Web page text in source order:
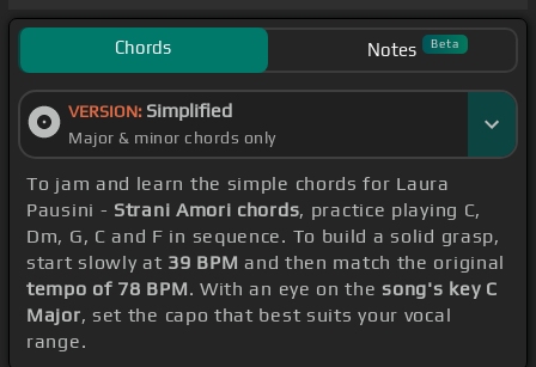
Chords Notes Beta
VERSION: Simplified
Major & minor chords only
To jam and learn the simple chords for Laura
Pausini - Strani Amori chords, practice playing C,
Dm, G, C and F in sequence. To build a solid grasp,
start slowly at 39 BPM and then match the original
tempo of 78 BPM. With an eye on thesong's key C
Major, set the capo that best suits your vocal
range.